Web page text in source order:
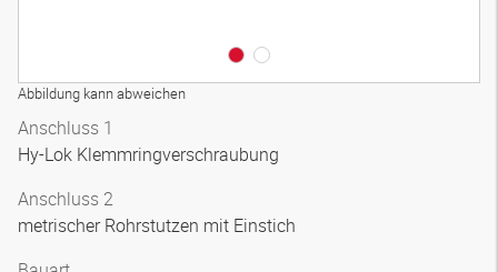
Abbildung kann abweichen
Anschluss 1
Hy-Lok Klemmringverschraubung
Anschluss 2
metrischer Rohrstutzen mit Einstich